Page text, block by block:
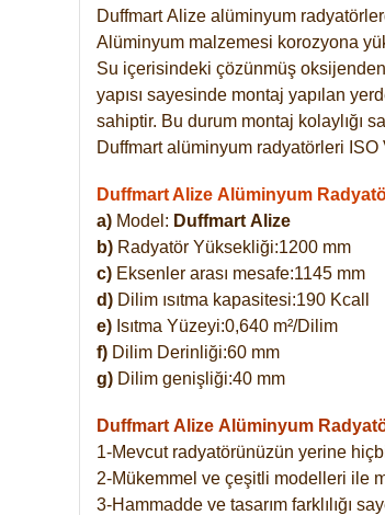
DuffmartAlize alüminyum
Alüminyum malzemesi korozyona
Su içerisindeki çözünmüş
yapısı sayesinde montaj yapılan
sahiptir. Bu durum montaj kolaylığı
Duffmart alüminyum radyatörleri
Duffmart Alize Alüminyum
a) Model: Duffmart Alize
b) Radyatör Yüksekliği:1200 mm
c) Eksenler arası mesafe:1145 mm
d) Dilim ısıtma kapasitesi:190 Kcall
e) Isıtma Yüzeyi:0,640 m²/Dilim
f) Dilim Derinliği:60 mm
g) Dilim genişliği:40 mm
Duffmart Alize Alüminyum
1-Mevcut radyatörünüzün yerine
2-Mükemmel ve çeşitli modelleri ile
3-Hammadde ve tasarım farklılığı